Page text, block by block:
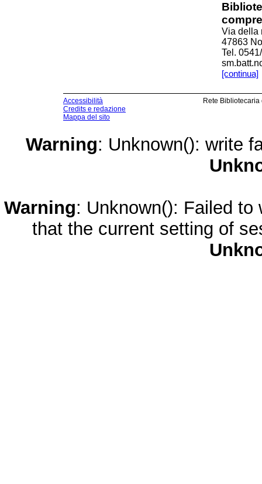
Via della
47863
Tel.
[continua]
Accessibilità
Credits e redazione
Mappa del sito
Rete
Warning: Unknown(): write
Warning: Unknown(): Failed
that the current setting of